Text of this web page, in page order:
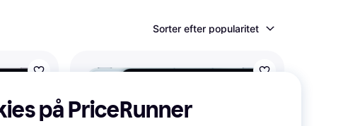
Sorter efter popularitet
på PriceRunner